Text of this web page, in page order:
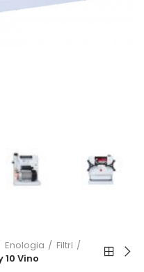
Enologia
Filtri
10 Vino